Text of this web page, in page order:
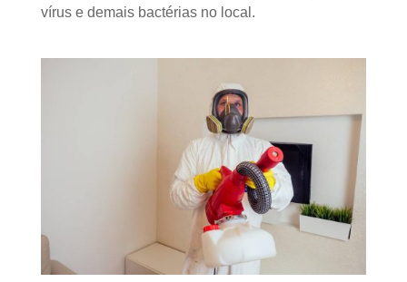
vírus e demais bactérias no local.